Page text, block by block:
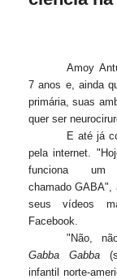
Amoy
7 anos e, ainda
primária, suas
quer ser
E até já
pela internet.
funciona um
chamado GABA",
seus vídeos
Facebook.
"Não,
Gabba Gabba
infantil norte-